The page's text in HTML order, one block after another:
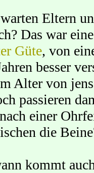
Eltern
Das war
Güte, von
besser
Alter von
passieren
einer
die
kommt